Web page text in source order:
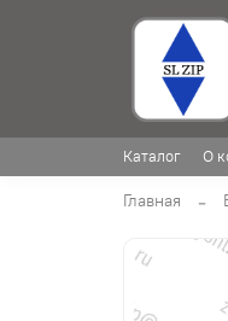
Каталог О
Главная